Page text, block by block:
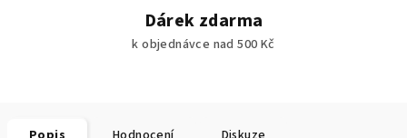
Dárek zdarma
k objednávce nad 500 Kč